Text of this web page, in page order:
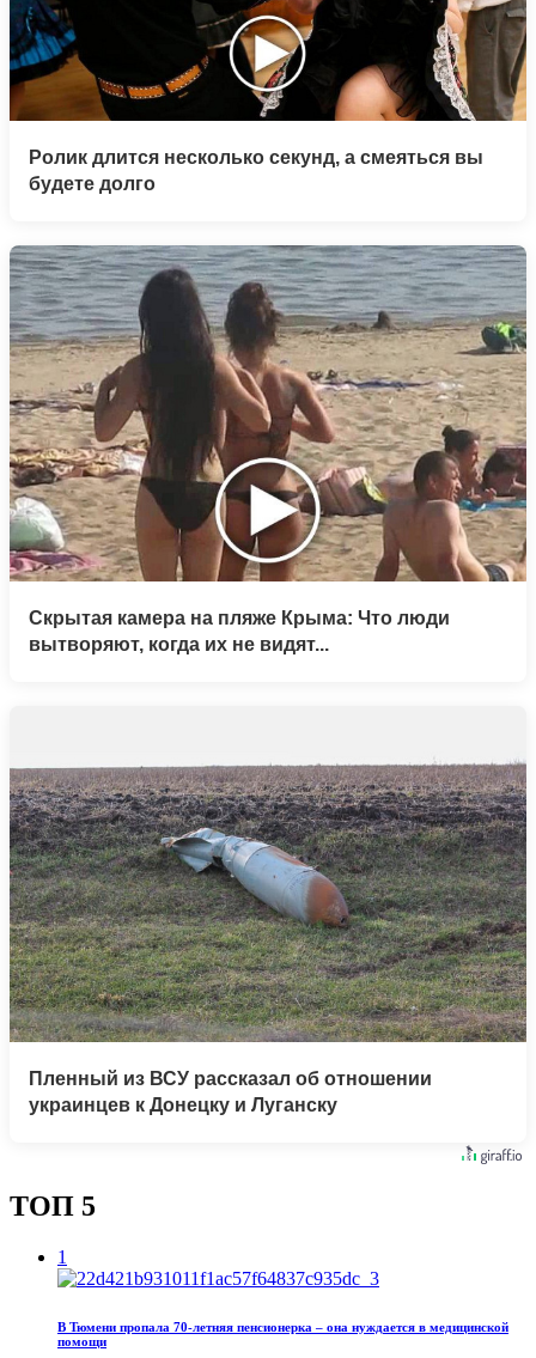
Ролик длится несколько секунд, а смеяться вы
будете долго
Скрытая камера на пляже Крыма: Что люди
вытворяют, когда их не видят...
Пленный из ВСУ рассказал об отношении
украинцев к Донецку и Луганску
ТОП 5
1
В Тюмени пропала 70‑летняя пенсионерка – она нуждается в медицинской
помощи